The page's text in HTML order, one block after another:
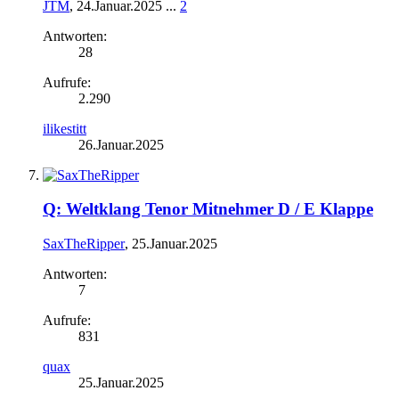
JTM, 24.Januar.2025 ... 2
Antworten:
28
Aufrufe:
2.290
ilikestitt
26.Januar.2025
Q: Weltklang Tenor Mitnehmer D / E Klappe
SaxTheRipper, 25.Januar.2025
Antworten:
7
Aufrufe:
831
quax
25.Januar.2025